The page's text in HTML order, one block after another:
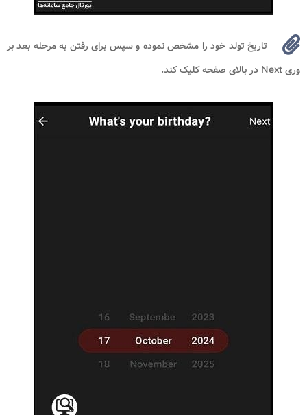
تاریخ تولد خود را مشخص نموده و سپس برای رفتن به مرحله بعد بر
وری Next در بالای صفحه کلیک کند.